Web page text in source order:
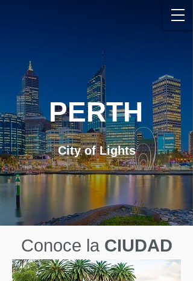
PERTH
City of Lights
Conoce la CIUDAD